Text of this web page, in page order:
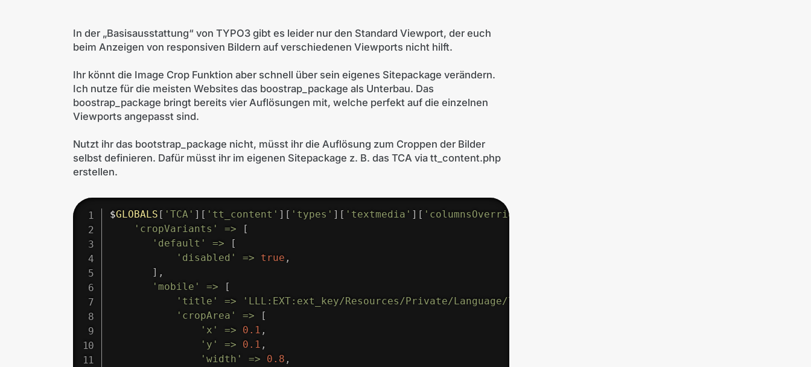
In der „Basisausstattung“ von TYPO3 gibt es leider nur den Standard Viewport, der euch
beim Anzeigen von responsiven Bildern auf verschiedenen Viewports nicht hilft.
Ihr könnt die Image Crop Funktion aber schnell über sein eigenes Sitepackage verändern.
Ich nutze für die meisten Websites das boostrap_package als Unterbau. Das
boostrap_package bringt bereits vier Auflösungen mit, welche perfekt auf die einzelnen
Viewports angepasst sind.
Nutzt ihr das bootstrap_package nicht, müsst ihr die Auflösung zum Croppen der Bilder
selbst definieren. Dafür müsst ihr im eigenen Sitepackage z. B. das TCA via tt_content.php
erstellen.
$GLOBALS [ 'TCA' ] [ 'tt_content' ] [ 'types' ] [ 'textmedia' ] [ 'columnsOverrides'
'cropVariants'
=>
[
'default'
=>
[
'disabled'
=> true ,
] ,
'mobile'
=>
[
'title'
=> 'LLL:EXT:ext_key/Resources/Private/Language/locallang.xlf:imageManipulation.mobile'
'cropArea'
=>
[
'x'
=> 0.1 ,
'y'
=> 0.1 ,
'width'
=> 0.8 ,